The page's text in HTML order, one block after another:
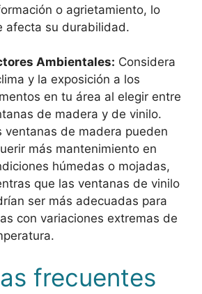
o agrietamiento, lo
afecta su durabilidad.
Ambientales: Considera
y la exposición a los
en tu área al elegir entre
de madera y de vinilo.
ventanas de madera pueden
más mantenimiento en
húmedas o mojadas,
que las ventanas de vinilo
ser más adecuadas para
con variaciones extremas de
frecuentes